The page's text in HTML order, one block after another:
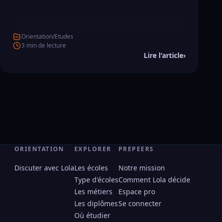
vraiment.
Orientation/Etudes
3 min de lecture
Lire l'article›
ORIENTATION
Discuter avec Lola
EXPLORER
Les écoles
Type d'écoles
Les métiers
Les diplômes
Où étudier
PREPEERS
Notre mission
Comment Lola décide
Espace pro
Se connecter